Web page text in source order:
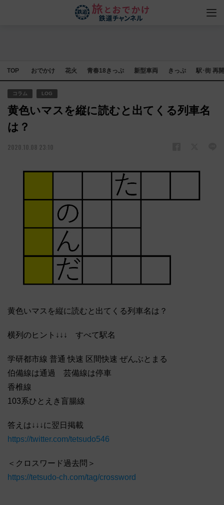
TOP おでかけ 花火 青春18きっぷ 新型車両 きっぷ 駅･街 再
コラム LOG
黄色いマスを縦に読むと出てくる列車名
は？
2020.10.08 23:10
黄色いマスを縦に読むと出てくる列車名は？
横列のヒント↓↓↓ すべて駅名
学研都市線 普通 快速 区間快速 ぜんぶとまる
伯備線は通過 芸備線は停車
香椎線
103系ひとえき盲腸線
答えは↓↓↓に翌日掲載
https://twitter.com/tetsudo546
＜クロスワード過去問＞
https://tetsudo-ch.com/tag/crossword